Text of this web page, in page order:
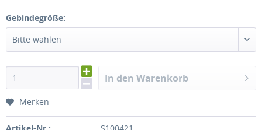
Gebindegröße:
Bitte wählen
In den Warenkorb
Merken